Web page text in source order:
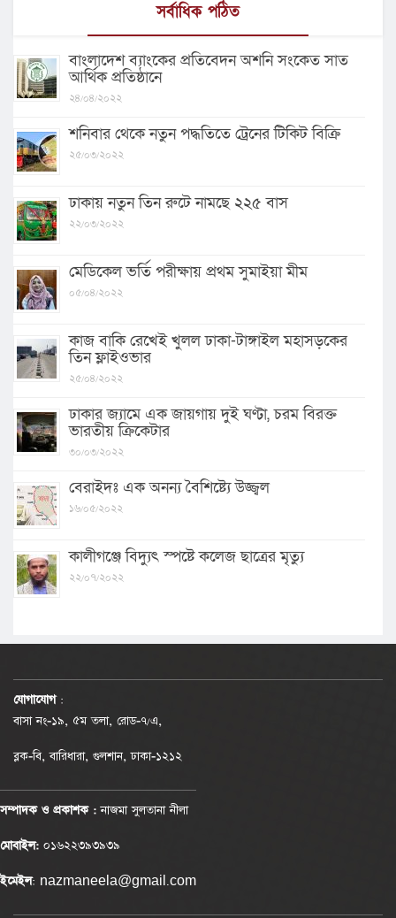
সর্বাধিক পঠিত
বাংলাদেশ ব্যাংকের প্রতিবেদন অশনি সংকেত সাত
আর্থিক প্রতিষ্ঠানে
২৪/০৪/২০২২
শনিবার থেকে নতুন পদ্ধতিতে ট্রেনের টিকিট বিক্রি
২৫/০৩/২০২২
ঢাকায় নতুন তিন রুটে নামছে ২২৫ বাস
২২/০৩/২০২২
মেডিকেল ভর্তি পরীক্ষায় প্রথম সুমাইয়া মীম
০৫/০৪/২০২২
কাজ বাকি রেখেই খুলল ঢাকা-টাঙ্গাইল মহাসড়কের
তিন ফ্লাইওভার
২৫/০৪/২০২২
ঢাকার জ্যামে এক জায়গায় দুই ঘণ্টা, চরম বিরক্ত
ভারতীয় ক্রিকেটার
৩০/০৩/২০২২
বেরাইদঃ এক অনন্য বৈশিষ্ট্যে উজ্জ্বল
১৬/০৫/২০২২
কালীগঞ্জে বিদ্যুৎ স্পষ্টে কলেজ ছাত্রের মৃত্যু
২২/০৭/২০২২
যোগাযোগ :
বাসা নং-১৯, ৫ম তলা, রোড-৭/এ,
ব্লক-বি, বারিধারা, গুলশান, ঢাকা-১২১২
সম্পাদক ও প্রকাশক :নাজমা সুলতানা নীলা
মোবাইল: ০১৬২২৩৯৩৯৩৯
ইমেইল: nazmaneela@gmail.com